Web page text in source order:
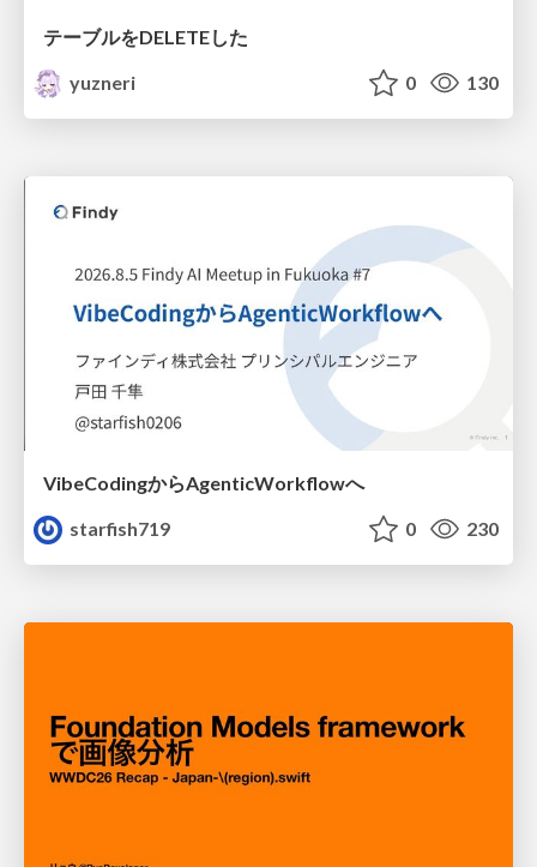
テーブルをDELETEした
yuzneri
0 130
VibeCodingからAgenticWorkflowへ
starfish719
0 230